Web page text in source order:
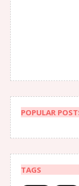
POPULAR
TAGS